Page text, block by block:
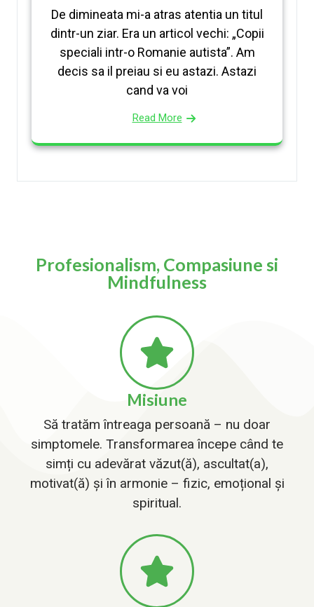
De dimineata mi-a atras atentia un titul
dintr-un ziar. Era un articol vechi: „Copii
speciali intr-o Romanie autista”. Am
decis sa il preiau si eu astazi. Astazi
cand va voi
Read More
Profesionalism, Compasiune si
Mindfulness
Misiune
Să tratăm întreaga persoană – nu doar
simptomele. Transformarea începe când te
simți cu adevărat văzut(ă), ascultat(a),
motivat(ă) și în armonie – fizic, emoțional și
spiritual.